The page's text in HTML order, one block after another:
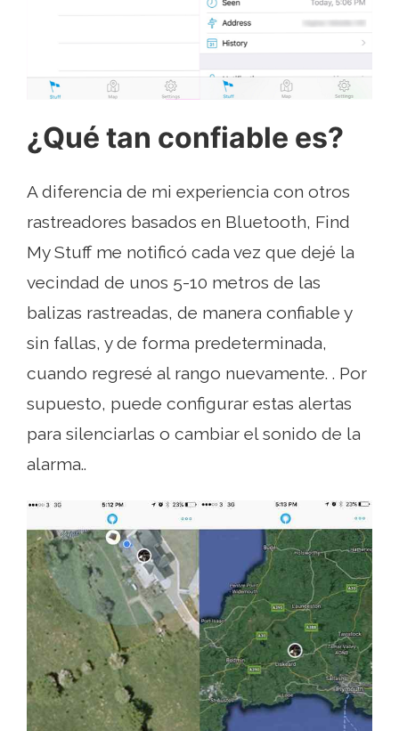
¿Qué tan confiable es?
A diferencia de mi experiencia con otros
rastreadores basados ​​en Bluetooth, Find
My Stuff me notificó cada vez que dejé la
vecindad de unos 5-10 metros de las
balizas rastreadas, de manera confiable y
sin fallas, y de forma predeterminada,
cuando regresé al rango nuevamente. . Por
supuesto, puede configurar estas alertas
para silenciarlas o cambiar el sonido de la
alarma..